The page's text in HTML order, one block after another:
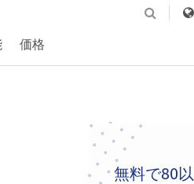
価格
Primary
Sidebar
無料で80